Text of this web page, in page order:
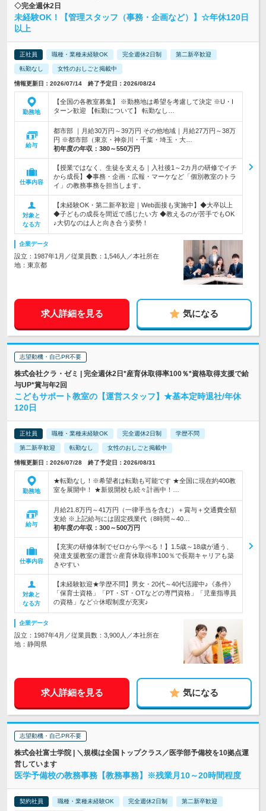
◇完全週休2日
未経験OK！【管理スタッフ（事務・企画など）】☆年休120日
以上
正社員 職種・業種未経験OK 完全週休2日制 第二新卒歓迎
転勤なし 女性のおしごと掲載中
情報更新日：2026/07/14 終了予定日：2026/08/24
勤務地
【全国の各教室募集】 ※勤務地は希望を考慮して決定 ※U・I
ターン歓迎 【転勤について】 転勤なし…
給与
都市部 ｜月給30万円～39万円 その他地域｜月給27万円～38万
円 ※都市部（東京・神奈川・千葉・埼玉・大…
初年度の年収： 380～550万円
仕事内容
【授業ではなく、生徒を支える｜入社後1～2カ月の研修でイチ
から成長】◆事務・企画・広報・マーケなど「個別教室のトラ
イ」の教務事務を担当します。
対象と
なる方
【未経験OK・第二新卒歓迎｜Web面接も実施中】◆大卒以上
◆子どもの成長を間近で感じたい方 ◆教えるのが苦手でもOK
♪大切なのは人と向き合う姿勢！
企業データ
設立：1987年1月／従業員数：1,546人／本社所在
地：東京都
求人詳細を見る 気になる
志望動機・自己PR不要
株式会社クラ・ゼミ | 完全週休2日*産育休取得率100％*資格取得支援で給
与UP*賞与年2回
こどもサポート教室の【運営スタッフ】★基本定時退社/年休
120日
正社員 職種・業種未経験OK 完全週休2日制 学歴不問
第二新卒歓迎 転勤なし 女性のおしごと掲載中
情報更新日：2026/07/28 終了予定日：2026/08/31
勤務地
★転勤なし！※希望者は転勤も可能です ★全国に現在約400教
室を展開中！ ★新規開校も続々計画中！…
給与
月給21.8万円～41万円（一律手当を含む）＋賞与＋交通費全額
支給 ※上記給与には固定残業代（8時間～40…
初年度の年収： 300～500万円
仕事内容
【充実の研修体制でゼロから学べる！】1.5歳～18歳が通う、
発達支援教室の運営☆産育休取得率100％で長期キャリアも築
きやすい
対象と
なる方
【未経験歓迎★学歴不問】男女・20代～40代活躍中♪《条件》
「保育士資格」「PT・ST・OTなどの専門資格」「児童指導員
の資格」など☆休暇制度が充実♪
企業データ
設立：1987年4月／従業員数：3,900人／本社所在
地：静岡県
求人詳細を見る 気になる
志望動機・自己PR不要
株式会社富士学院 | ＼規模は全国トップクラス／医学部予備校を10拠点運
営しています
医学予備校の教務事務【教務事務】※残業月10～20時間程度
契約社員 職種・業種未経験OK 完全週休2日制 第二新卒歓迎